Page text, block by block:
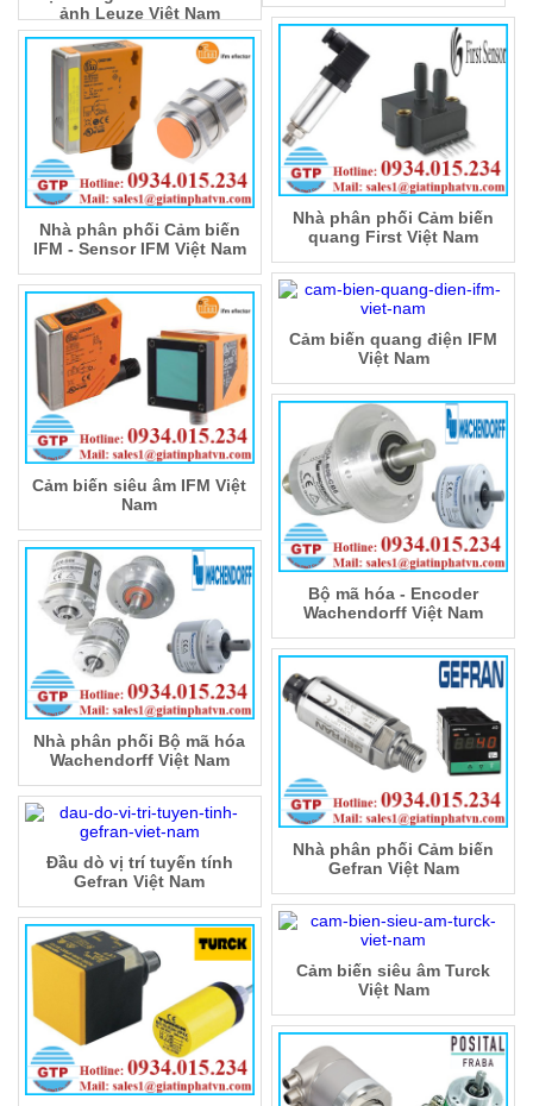
ảnh Leuze Việt Nam
Nhà phân phối Cảm biến
quang First Việt Nam
Nhà phân phối Cảm biến
IFM - Sensor IFM Việt Nam
Cảm biến quang điện IFM
Việt Nam
Cảm biến siêu âm IFM Việt
Nam
Bộ mã hóa - Encoder
Wachendorff Việt Nam
Nhà phân phối Bộ mã hóa
Wachendorff Việt Nam
Nhà phân phối Cảm biến
Gefran Việt Nam
Đầu dò vị trí tuyến tính
Gefran Việt Nam
Cảm biến siêu âm Turck
Việt Nam